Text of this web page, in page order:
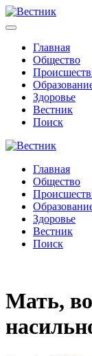
Главная
Общество
Здоровье
Вестник
Поиск
Главная
Общество
Здоровье
Вестник
Поиск
Мать,